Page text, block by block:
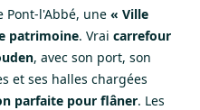
Pont-l'Abbé, une « Ville
patrimoine. Vrai carrefour
, avec son port, son
et ses halles chargées
parfaite pour flâner. Les